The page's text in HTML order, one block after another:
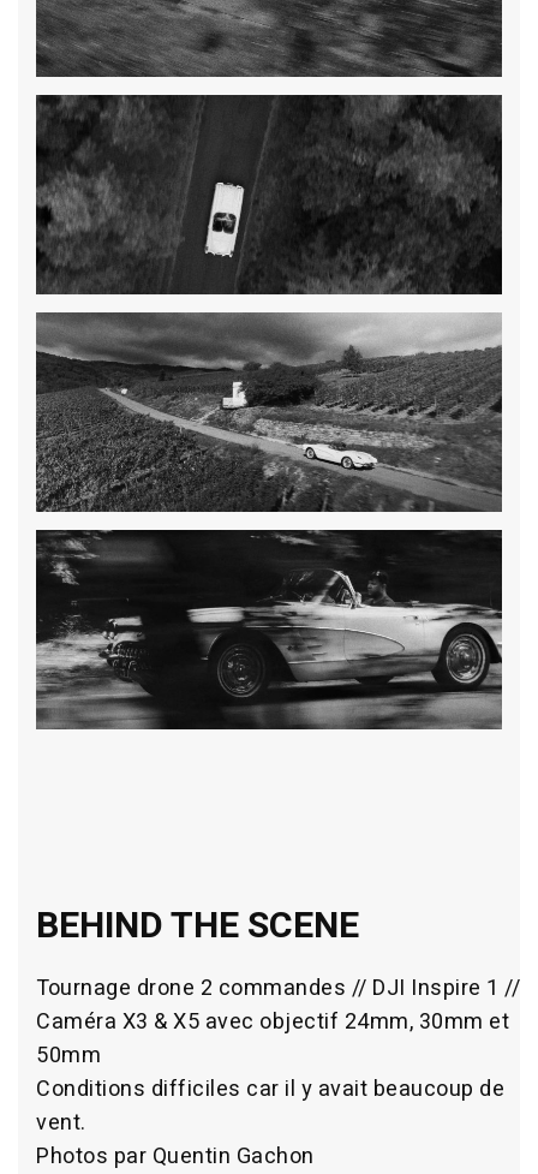
BEHIND THE SCENE
Tournage drone 2 commandes // DJI Inspire 1 //
Caméra X3 & X5 avec objectif 24mm, 30mm et
50mm
Conditions difficiles car il y avait beaucoup de
vent.
Photos par Quentin Gachon